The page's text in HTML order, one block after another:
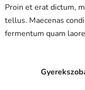
Proin et erat dictum,
tellus. Maecenas
fermentum quam